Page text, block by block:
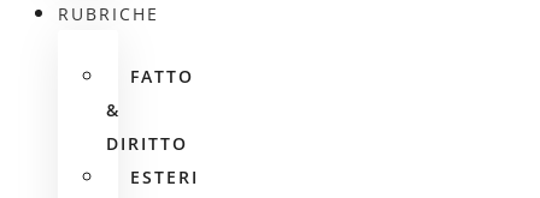
RUBRICHE
FATTO
&
DIRITTO
ESTERI